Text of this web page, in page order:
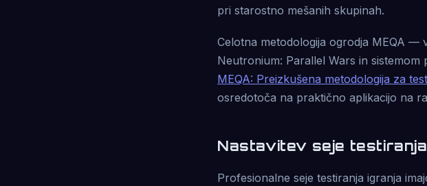
pri starostno mešanih skupinah.
Celotna metodologija ogrodja MEQA —
Neutronium: Parallel Wars in
MEQA: Preizkušena metodologija za
osredotoča na praktično aplikacijo na
Nastavitev seje
Profesionalne seje testiranja igranja